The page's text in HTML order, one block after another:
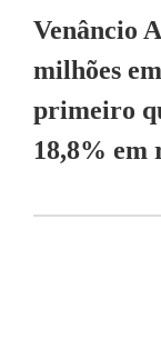
Venâncio
milhões
primeiro
18,8% em